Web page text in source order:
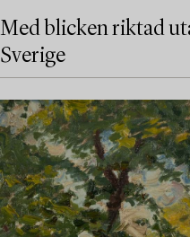
Med blicken riktad
Sverige